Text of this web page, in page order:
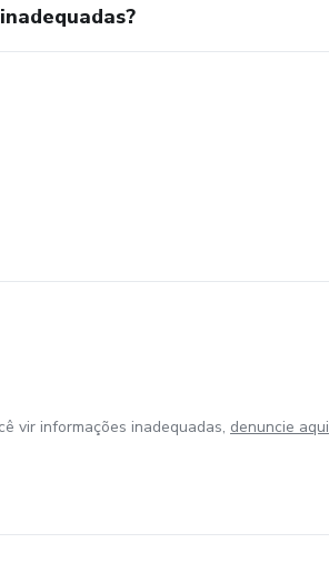
vir informações inadequadas, denuncie aqui